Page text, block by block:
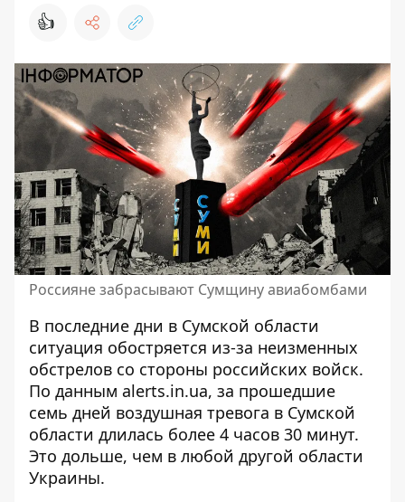
👍
Россияне забрасывают Сумщину авиабомбами
В последние дни в Сумской области
ситуация обостряется из-за неизменных
обстрелов со стороны российских войск.
По данным alerts.in.ua, за прошедшие
семь дней воздушная тревога в Сумской
области длилась более 4 часов 30 минут.
Это дольше, чем в любой другой области
Украины.